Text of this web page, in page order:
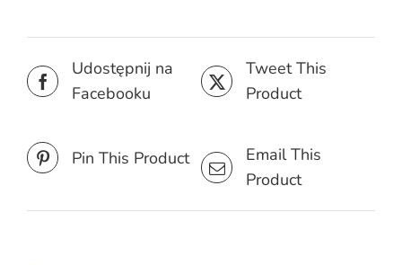
Udostępnij na
Facebooku
Tweet This
Product
Pin This Product
Email This
Product